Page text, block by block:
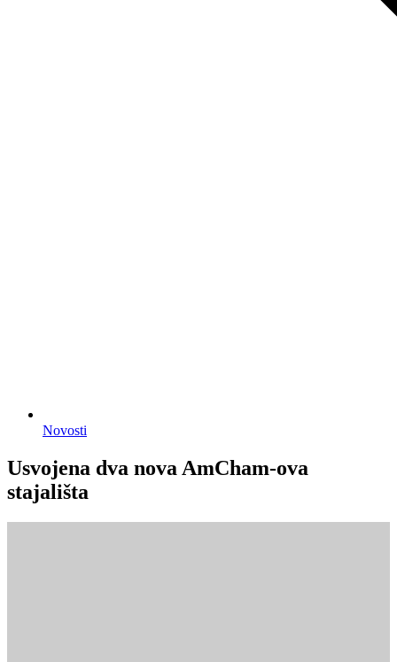
Novosti
Usvojena dva nova AmCham-ova
stajališta